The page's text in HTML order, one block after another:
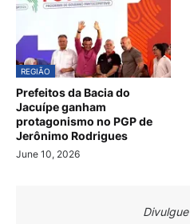
REGIÃO
Prefeitos da Bacia do
Jacuípe ganham
protagonismo no PGP de
Jerônimo Rodrigues
June 10, 2026